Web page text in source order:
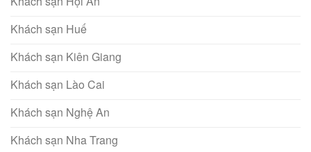
Khách sạn Huế
Khách sạn Kiên Giang
Khách sạn Lào Cai
Khách sạn Nghệ An
Khách sạn Nha Trang